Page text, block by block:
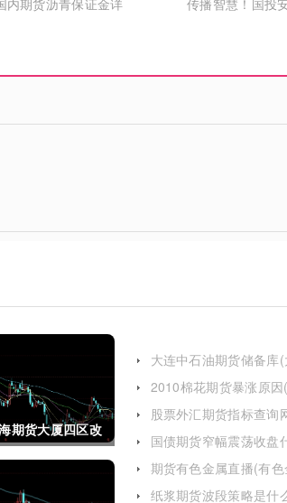
内期货沥青保证金详
传播智慧！国投
期货大厦四区改
海广场期货大
大连中石油期货储备库
2010棉花期货暴涨原
股票外汇期货指标查询
国债期货窄幅震荡收盘
期货有色金属直播(有
纸浆期货波段策略是什